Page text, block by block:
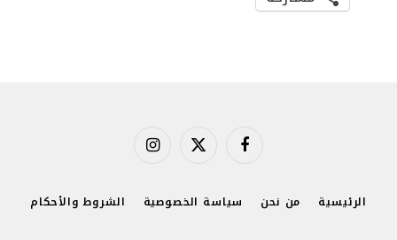
فيسبوك X الانستغرام
الرئيسية من نحن سياسة الخصوصية الشروط والأحكام